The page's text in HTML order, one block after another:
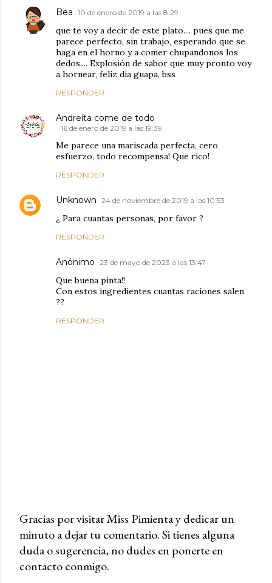
Bea 10 de enero de 2019 a las 8:29
que te voy a decir de este plato.... pues que me
parece perfecto, sin trabajo, esperando que se
haga en el horno y a comer chupandonos los
dedos.... Explosión de sabor que muy pronto voy
a hornear, feliz día guapa, bss
RESPONDER
Andreíta come de todo
16 de enero de 2019 a las 19:39
Me parece una mariscada perfecta, cero
esfuerzo, todo recompensa! Que rico!
RESPONDER
Unknown 24 de noviembre de 2019 a las 10:53
¿ Para cuantas personas, por favor ?
RESPONDER
Anónimo 23 de mayo de 2023 a las 13:47
Que buena pinta!!
Con estos ingredientes cuantas raciones salen
??
RESPONDER
P
u
b
Gracias por visitar Miss Pimienta y dedicar un
minuto a dejar tu comentario. Si tienes alguna
duda o sugerencia, no dudes en ponerte en
contacto conmigo.